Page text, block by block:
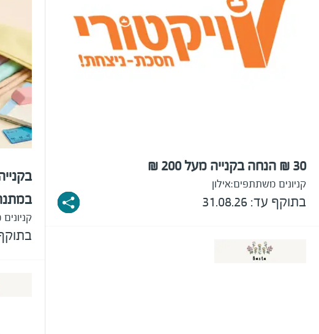
30 ₪ הנחה בקנייה מעל 200 ₪
קניונים משתתפים:אילון
בתוקף עד: 31.08.26
בתוקף